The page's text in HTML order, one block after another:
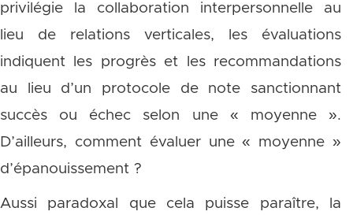
privilégie la collaboration interpersonnelle au
lieu de relations verticales, les évaluations
indiquent les progrès et les recommandations
au lieu d’un protocole de note sanctionnant
succès ou échec selon une « moyenne ».
D’ailleurs, comment évaluer une « moyenne »
d’épanouissement ?
Aussi paradoxal que cela puisse paraître, la